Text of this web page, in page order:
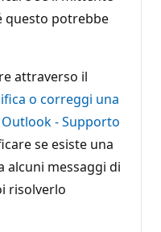
questo potrebbe
attraverso il
o correggi una
- Supporto
se esiste una
alcuni messaggi di
risolverlo